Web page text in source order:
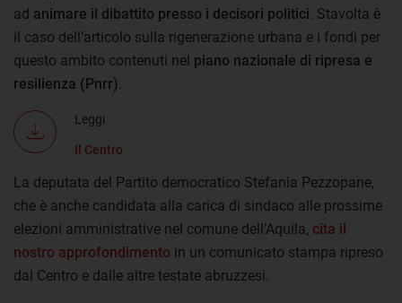
ad animare il dibattito presso i decisori politici . Stavolta è
il caso dell’articolo sulla rigenerazione urbana e i fondi per
questo ambito contenuti nel piano nazionale di ripresa e
resilienza (Pnrr)
Leggi
Il Centro
La deputata del Partito democratico Stefania Pezzopane,
che è anche candidata alla carica di sindaco alle prossime
elezioni amministrative nel comune dell’Aquila, cita il
nostro approfondimento in un comunicato stampa ripreso
dal Centro e dalle altre testate abruzzesi.